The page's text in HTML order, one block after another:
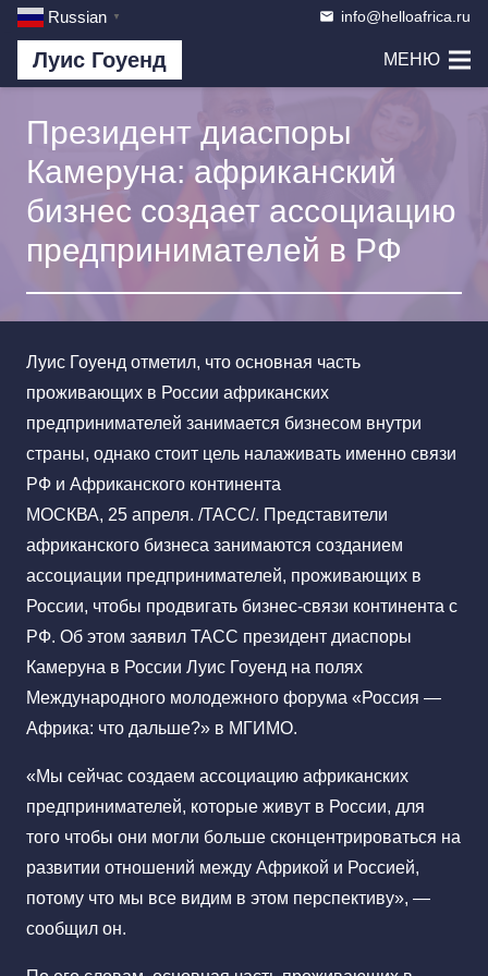
Russian ▼ email info@helloafrica.ru
Луис Гоуенд МЕНЮ
Президент диаспоры
Камеруна: африканский
бизнес создает ассоциацию
предпринимателей в РФ
Луис Гоуенд отметил, что основная часть
проживающих в России африканских
предпринимателей занимается бизнесом внутри
страны, однако стоит цель налаживать именно связи
РФ и Африканского континента
МОСКВА, 25 апреля. /ТАСС/. Представители
африканского бизнеса занимаются созданием
ассоциации предпринимателей, проживающих в
России, чтобы продвигать бизнес-связи континента с
РФ. Об этом заявил ТАСС президент диаспоры
Камеруна в России Луис Гоуенд на полях
Международного молодежного форума «Россия —
Африка: что дальше?» в МГИМО.
«Мы сейчас создаем ассоциацию африканских
предпринимателей, которые живут в России, для
того чтобы они могли больше сконцентрироваться на
развитии отношений между Африкой и Россией,
потому что мы все видим в этом перспективу», —
сообщил он.